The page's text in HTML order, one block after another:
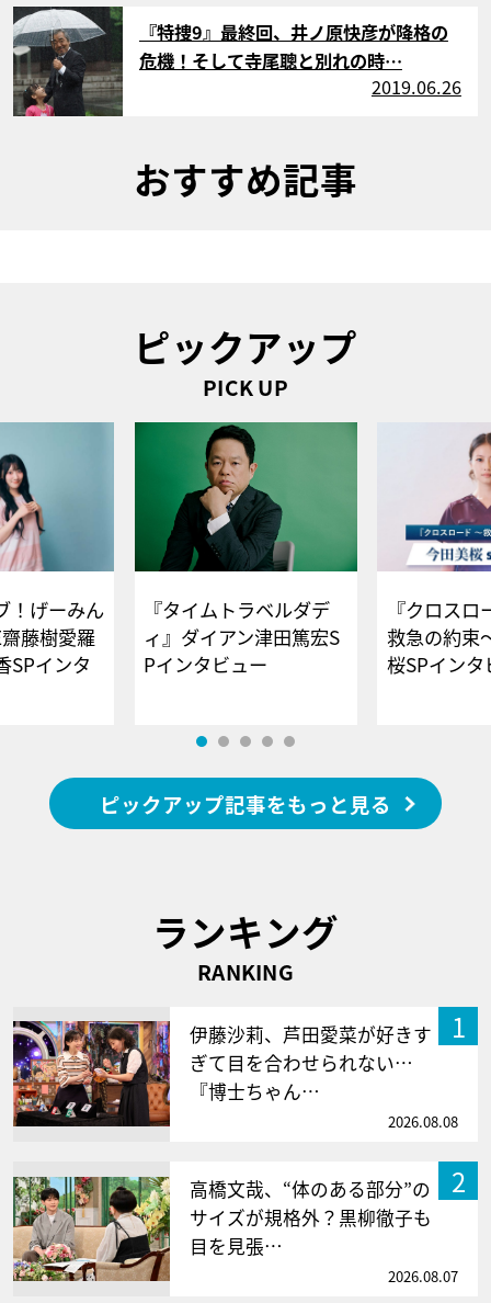
サムネイル
『特捜9』最終回、井ノ原快彦が降格の
危機！そして寺尾聰と別れの時…
2019.06.26
おすすめ記事
ピックアップ
PICK UP
！げーみん
藤樹愛羅
SPインタ
『タイムトラベルダデ
ィ』ダイアン津田篤宏S
Pインタビュー
『クロス
救急の約束
桜SPイ
ピックアップ記事をもっと見る
ランキング
RANKING
1
伊藤沙莉、芦田愛菜が好きす
ぎて目を合わせられない…
『博士ちゃん…
2026.08.08
2
高橋文哉、“体のある部分”の
サイズが規格外？黒柳徹子も
目を見張…
2026.08.07